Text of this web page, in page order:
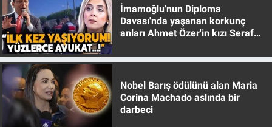
İmamoğlu'nun Diploma
Davası'nda yaşanan korkunç
anları Ahmet Özer'in kızı Seraf
Nobel Barış ödülünü alan Maria
Corina Machado aslında bir
darbeci